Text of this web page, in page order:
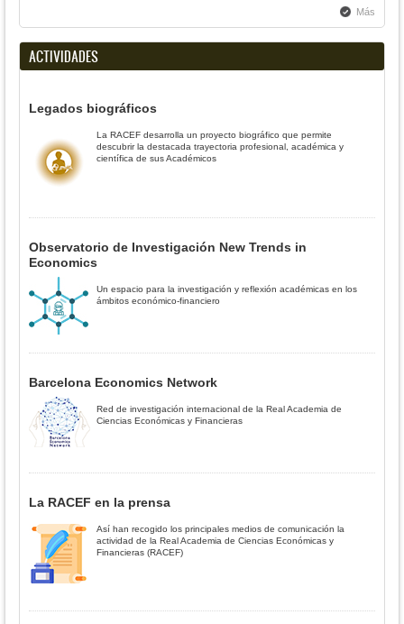
Más
ACTIVIDADES
Legados biográficos
La RACEF desarrolla un proyecto biográfico que permite
descubrir la destacada trayectoria profesional, académica y
científica de sus Académicos
Observatorio de Investigación New Trends in
Economics
Un espacio para la investigación y reflexión académicas en los
ámbitos económico-financiero
Barcelona Economics Network
Red de investigación internacional de la Real Academia de
Ciencias Económicas y Financieras
La RACEF en la prensa
Así han recogido los principales medios de comunicación la
actividad de la Real Academia de Ciencias Económicas y
Financieras (RACEF)